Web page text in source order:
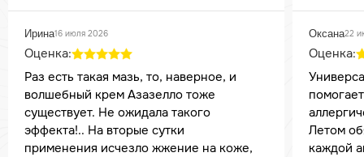
Ирина16 июля 2026
Оценка:
Раз есть такая мазь, то, наверное, и
волшебный крем Азазелло тоже
существует. Не ожидала такого
эффекта!.. На вторые сутки
применения исчезло жжение на коже,
Оксана22
Оценка:
Летом
каждой